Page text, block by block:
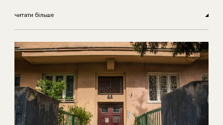
читати більше